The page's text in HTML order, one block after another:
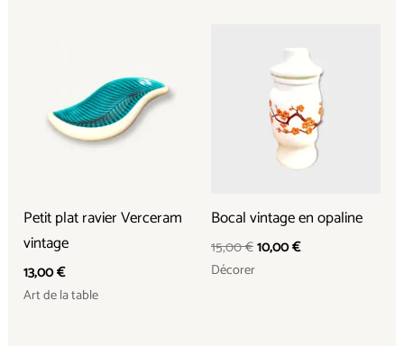
Petit plat ravier Verceram
vintage
13,00€
Art de la table
Bocal vintage en opaline
15,00€
était :
15,00 €.
10,00€
actuel
est :
10,00 €.
Décorer